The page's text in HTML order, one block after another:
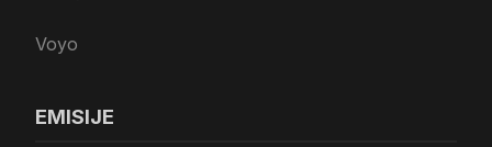
Voyo
EMISIJE